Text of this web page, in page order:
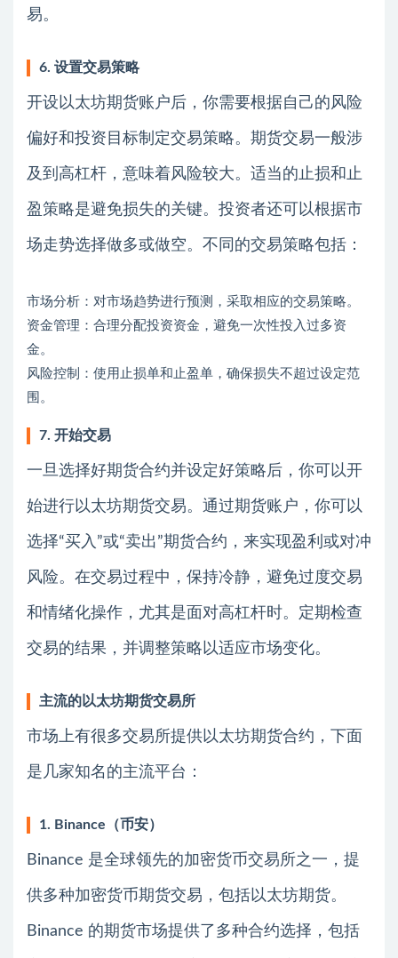
易。
6. 设置交易策略
开设以太坊期货账户后，你需要根据自己的风险
偏好和投资目标制定交易策略。期货交易一般涉
及到高杠杆，意味着风险较大。适当的止损和止
盈策略是避免损失的关键。投资者还可以根据市
场走势选择做多或做空。不同的交易策略包括：
市场分析：对市场趋势进行预测，采取相应的交易策略。
资金管理：合理分配投资资金，避免一次性投入过多资
金。
风险控制：使用止损单和止盈单，确保损失不超过设定范
围。
7. 开始交易
一旦选择好期货合约并设定好策略后，你可以开
始进行以太坊期货交易。通过期货账户，你可以
选择“买入”或“卖出”期货合约，来实现盈利或对冲
风险。在交易过程中，保持冷静，避免过度交易
和情绪化操作，尤其是面对高杠杆时。定期检查
交易的结果，并调整策略以适应市场变化。
主流的以太坊期货交易所
市场上有很多交易所提供以太坊期货合约，下面
是几家知名的主流平台：
1. Binance（币安）
Binance 是全球领先的加密货币交易所之一，提
供多种加密货币期货交易，包括以太坊期货。
Binance 的期货市场提供了多种合约选择，包括